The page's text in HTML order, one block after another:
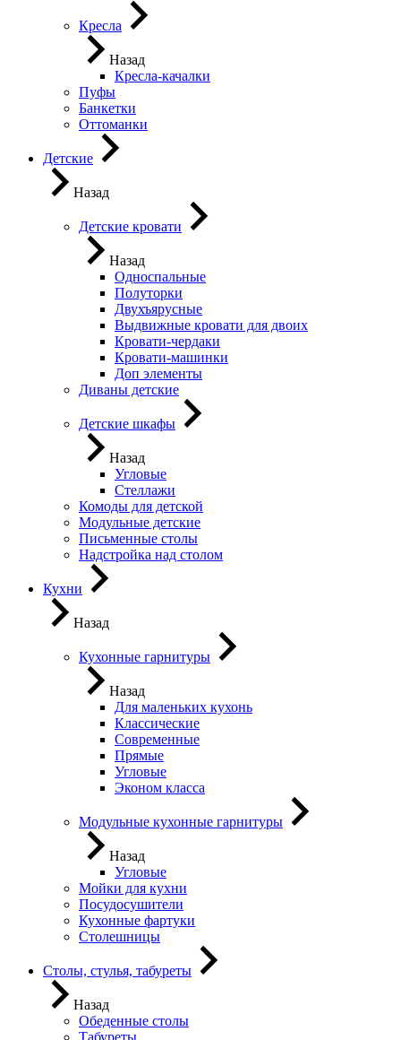
Кресла
Назад
Кресла-качалки
Пуфы
Банкетки
Оттоманки
Детские
Назад
Детские кровати
Назад
Односпальные
Полуторки
Двухъярусные
Выдвижные кровати для двоих
Кровати-чердаки
Кровати-машинки
Доп элементы
Диваны детские
Детские шкафы
Назад
Угловые
Стеллажи
Комоды для детской
Модульные детские
Письменные столы
Надстройка над столом
Кухни
Назад
Кухонные гарнитуры
Назад
Для маленьких кухонь
Классические
Современные
Прямые
Угловые
Эконом класса
Модульные кухонные гарнитуры
Назад
Угловые
Мойки для кухни
Посудосушители
Кухонные фартуки
Столешницы
Столы, стулья, табуреты
Назад
Обеденные столы
Табуреты